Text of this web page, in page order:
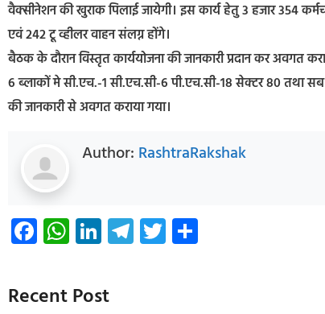
वैक्सीनेशन की खुराक पिलाई जायेगी। इस कार्य हेतु 3 हजार 354
एवं 242 टू व्हीलर वाहन संलग्न होंगे।
बैठक के दौरान विस्तृत कार्ययोजना की जानकारी प्रदान कर
6 ब्लाकों मे सी.एच.-1 सी.एच.सी-6 पी.एच.सी-18 सेक्टर 80 तथा
की जानकारी से अवगत कराया गया।
Author: RashtraRakshak
Facebook
WhatsApp
LinkedIn
Telegram
Twitter
Recent Post